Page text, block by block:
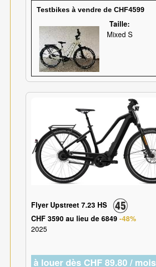
Testbikes à vendre de CHF4599
Taille:
Mixed S
Flyer Upstreet 7.23 HS
CHF 3590 au lieu de 6849 -48%
2025
à louer dès CHF 89.80 / mois